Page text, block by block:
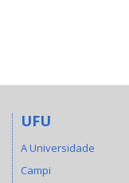
UFU
A Universidade
Campi